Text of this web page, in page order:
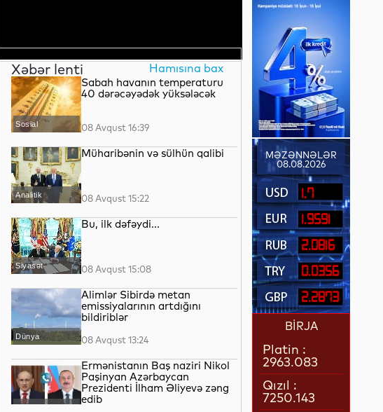
Xəbər lenti Hamısına bax
Sosial
Sabah havanın temperaturu
40 dərəcəyədək yüksələcək
08 Avqust 16:39
Analitik
Müharibənin və sülhün qalibi
08 Avqust 15:22
Siyasət
Bu, ilk dəfəydi...
08 Avqust 15:08
Dünya
Alimlər Sibirdə metan
emissiyalarının artdığını
bildiriblər
08 Avqust 13:24
Gündəm
Ermənistanın Baş naziri Nikol
Paşinyan Azərbaycan
Prezidenti İlham Əliyevə zəng
edib
MƏZƏNNƏLƏR
08.08.2026
1.7
1.9591
2.0816
0.0356
2.2873
BİRJA
Platin :
2963.083
Qızıl :
7250.143